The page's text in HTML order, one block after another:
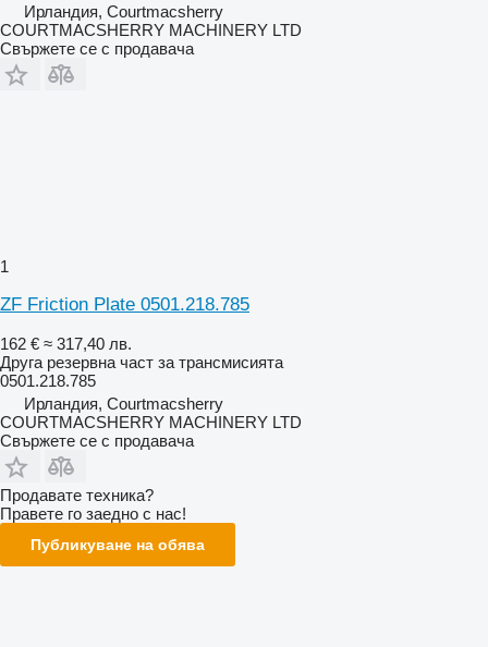
Ирландия, Courtmacsherry
COURTMACSHERRY MACHINERY LTD
Свържете се с продавача
1
ZF Friction Plate 0501.218.785
162 € ≈ 317,40 лв.
Друга резервна част за трансмисията
0501.218.785
Ирландия, Courtmacsherry
COURTMACSHERRY MACHINERY LTD
Свържете се с продавача
Продавате техника?
Правете го заедно с нас!
Публикуване на обява